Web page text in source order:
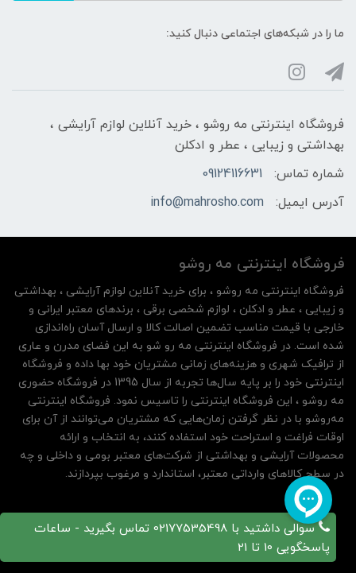
ما را در شبکه‌های اجتماعی دنبال کنید:
فروشگاه اینترنتی مه‌ رو‌شو ، خرید آنلاین لوازم آرایشی ،
بهداشتی و زیبایی ، عطر و ادکلن
شماره تماس:
09124116631
آدرس ایمیل:
info@mahrosho.com
سوالی داشتید با 02177535498 تماس بگیرید - ساعات
پاسخگویی 10 تا 21
فروشگاه اینترنتی مه‌ رو‌شو
فروشگاه اینترنتی مه‌ رو‌شو ، برای خرید آنلاین لوازم آرایشی ، بهداشتی
و زیبایی ، عطر و ادکلن ، لوازم شخصی برقی ، برندهای معتبر ایرانی و
خارجی با قیمت مناسب تضمین اصالت کالا و ارسال آسان راه‌اندازی
شده است. در فروشگاه اینترنتی مه رو شو به این فضای مدرن و عاری
از ترافیک شهری و هزینه‌های زمانی مشتریان خود بها داده و فروشگاه
اینترنتی خود را بر پایه سال‌ها تجربه از سال 1395 در فروشگاه حضوری
مه روشو ، این فروشگاه اینترنتی را تاسیس نمود. فروشگاه اینترنتی
مه‌رو‌شو با در نظر گرفتن زمان‌هایی که مشتریان می‌توانند از آن‌ برای
اوقات فراغت و استراحت خود استفاده کنند، به انتخاب و ارائه
محصولات آرایشی و بهداشتی از شرکت‌های معتبر بومی و داخلی و چه
در سطح کالاهای وارداتی معتبر، استاندارد و مرغوب بپردازند.